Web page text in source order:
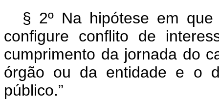
§ 2º Na hipótese em
configure conflito de
cumprimento da jornada do
órgão ou da entidade e o
público.”